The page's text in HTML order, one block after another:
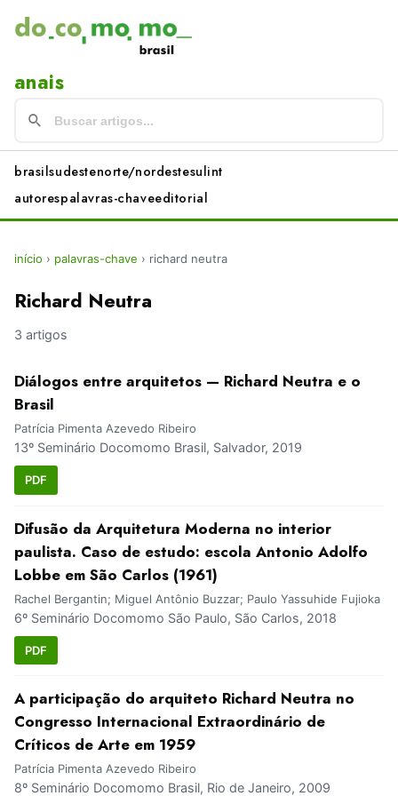
anais
brasilsudestenorte/nordestesulint
autorespalavras-chaveeditorial
início › palavras-chave › richard neutra
Richard Neutra
3 artigos
Diálogos entre arquitetos — Richard Neutra e o
Brasil
Patrícia Pimenta Azevedo Ribeiro
13º Seminário Docomomo Brasil, Salvador, 2019
PDF
Difusão da Arquitetura Moderna no interior
paulista. Caso de estudo: escola Antonio Adolfo
Lobbe em São Carlos (1961)
Rachel Bergantin; Miguel Antônio Buzzar; Paulo Yassuhide Fujioka
6º Seminário Docomomo São Paulo, São Carlos, 2018
PDF
A participação do arquiteto Richard Neutra no
Congresso Internacional Extraordinário de
Críticos de Arte em 1959
Patrícia Pimenta Azevedo Ribeiro
8º Seminário Docomomo Brasil, Rio de Janeiro, 2009